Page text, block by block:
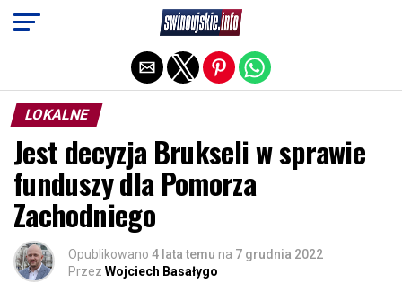
LOKALNE
Jest decyzja Brukseli w sprawie
funduszy dla Pomorza
Zachodniego
Opublikowano 4 lata temu na 7 grudnia 2022
Przez Wojciech Basałygo
Exit mobile version